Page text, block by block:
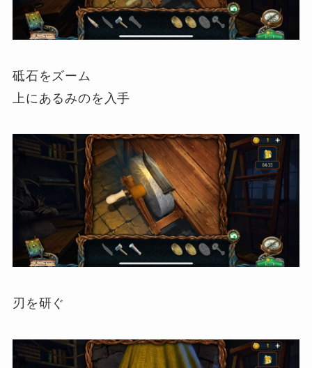
砥石をズーム
上にあるみのを入手
刃を研ぐ